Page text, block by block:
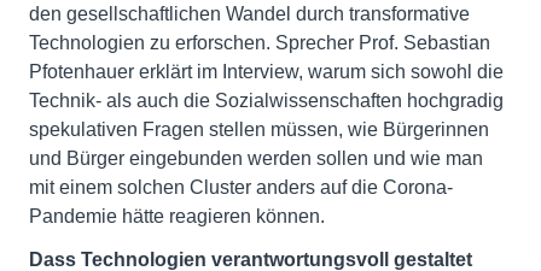
den gesellschaftlichen Wandel durch transformative
Technologien zu erforschen. Sprecher Prof. Sebastian
Pfotenhauer erklärt im Interview, warum sich sowohl die
Technik- als auch die Sozialwissenschaften hochgradig
spekulativen Fragen stellen müssen, wie Bürgerinnen
und Bürger eingebunden werden sollen und wie man
mit einem solchen Cluster anders auf die Corona-
Pandemie hätte reagieren können.
Dass Technologien verantwortungsvoll gestaltet